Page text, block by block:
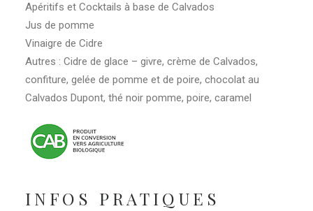
Apéritifs et Cocktails à base de Calvados
Jus de pomme
Vinaigre de Cidre
Autres : Cidre de glace – givre, crème de Calvados,
confiture, gelée de pomme et de poire, chocolat au
Calvados Dupont, thé noir pomme, poire, caramel
INFOS PRATIQUES